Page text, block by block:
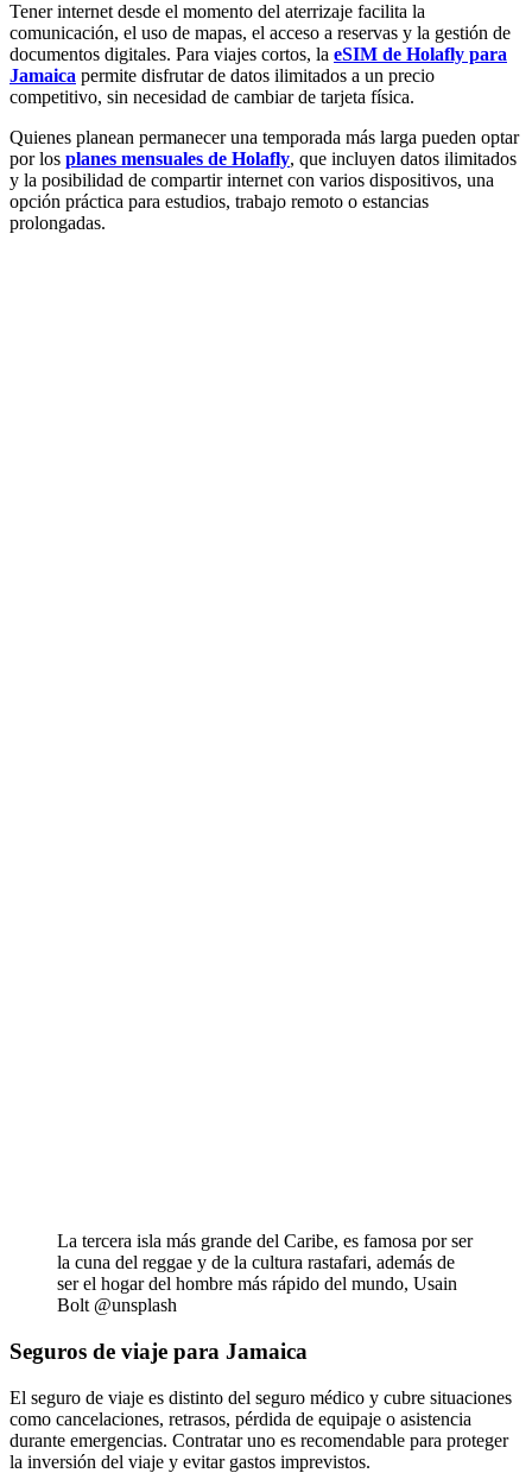
Tener internet desde el momento del aterrizaje facilita la
comunicación, el uso de mapas, el acceso a reservas y la gestión de
documentos digitales. Para viajes cortos, la eSIM de Holafly para
Jamaica permite disfrutar de datos ilimitados a un precio
competitivo, sin necesidad de cambiar de tarjeta física.
Quienes planean permanecer una temporada más larga pueden optar
por los planes mensuales de Holafly, que incluyen datos ilimitados
y la posibilidad de compartir internet con varios dispositivos, una
opción práctica para estudios, trabajo remoto o estancias
prolongadas.
La tercera isla más grande del Caribe, es famosa por ser
la cuna del reggae y de la cultura rastafari, además de
ser el hogar del hombre más rápido del mundo, Usain
Bolt @unsplash
Seguros de viaje para Jamaica
El seguro de viaje es distinto del seguro médico y cubre situaciones
como cancelaciones, retrasos, pérdida de equipaje o asistencia
durante emergencias. Contratar uno es recomendable para proteger
la inversión del viaje y evitar gastos imprevistos.